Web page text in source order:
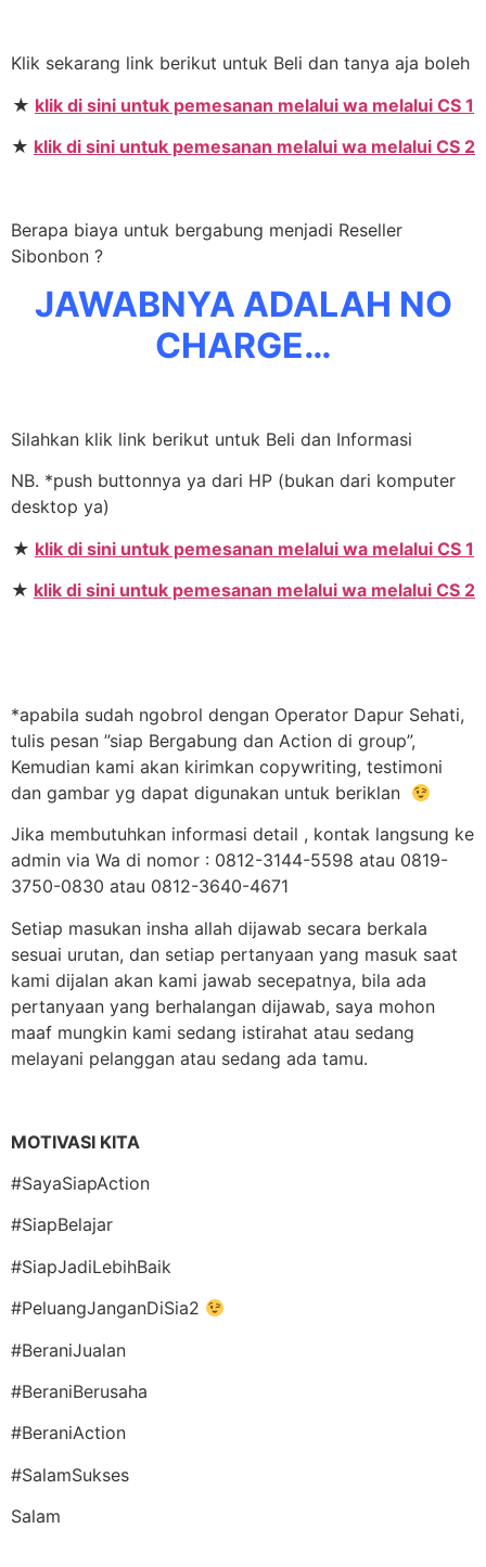
Klik sekarang link berikut untuk Beli dan tanya aja boleh
★ klik di sini untuk pemesanan melalui wa melalui CS 1
★ klik di sini untuk pemesanan melalui wa melalui CS 2
Berapa biaya untuk bergabung menjadi Reseller
Sibonbon ?
JAWABNYA ADALAH NO
CHARGE…
Silahkan klik link berikut untuk Beli dan Informasi
NB. *push buttonnya ya dari HP (bukan dari komputer
desktop ya)
★ klik di sini untuk pemesanan melalui wa melalui CS 1
★ klik di sini untuk pemesanan melalui wa melalui CS 2
*apabila sudah ngobrol dengan Operator Dapur Sehati,
tulis pesan ”siap Bergabung dan Action di group”,
Kemudian kami akan kirimkan copywriting, testimoni
dan gambar yg dapat digunakan untuk beriklan
Jika membutuhkan informasi detail , kontak langsung ke
admin via Wa di nomor : 0812-3144-5598 atau 0819-
3750-0830 atau 0812-3640-4671
Setiap masukan insha allah dijawab secara berkala
sesuai urutan, dan setiap pertanyaan yang masuk saat
kami dijalan akan kami jawab secepatnya, bila ada
pertanyaan yang berhalangan dijawab, saya mohon
maaf mungkin kami sedang istirahat atau sedang
melayani pelanggan atau sedang ada tamu.
MOTIVASI KITA
#SayaSiapAction
#SiapBelajar
#SiapJadiLebihBaik
#PeluangJanganDiSia2
#BeraniJualan
#BeraniBerusaha
#BeraniAction
#SalamSukses
Salam